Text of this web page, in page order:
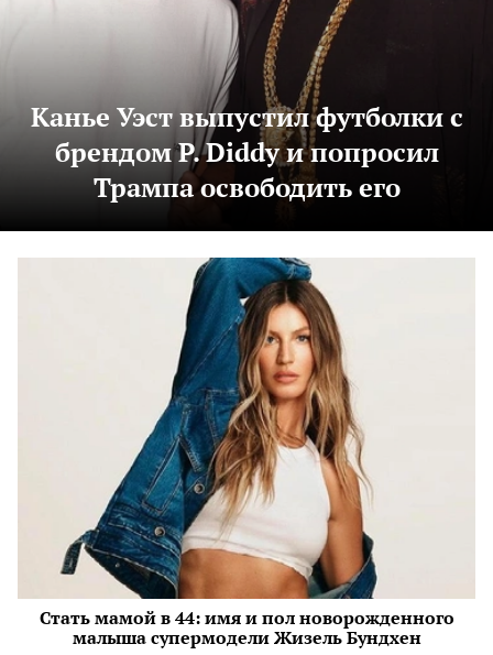
Канье Уэст выпустил футболки с
брендом P. Diddy и попросил
Трампа освободить его
Стать мамой в 44: имя и пол новорожденного
малыша супермодели Жизель Бундхен